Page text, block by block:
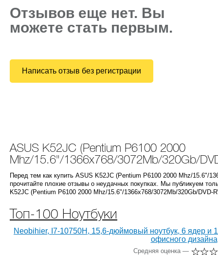
Отзывов еще нет. Вы
можете стать первым.
Написать отзыв без регистрации
ASUS K52JC (Pentium P6100 2000
Mhz/15.6"/1366x768/3072Mb/320Gb/
Перед тем как купить ASUS K52JC (Pentium P6100 2000 Mhz/15.6"/
прочитайте плохие отзывы о неудачных покупках. Мы публикуем
K52JC (Pentium P6100 2000 Mhz/15.6"/1366x768/3072Mb/320Gb/DVD-
Топ-100 Ноутбуки
Neobihier, I7-10750H, 15,6-дюймовый ноутбук, 6 ядер и
офисного дизайна
Средняя оценка —